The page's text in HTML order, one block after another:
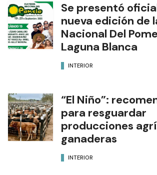
Se presentó
nueva edición de
Nacional Del
Laguna Blanca
INTERIOR
“El Niño”:
para resguardar
producciones
ganaderas
INTERIOR